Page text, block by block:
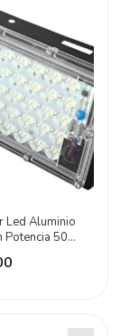
Led Aluminio
Potencia 50w